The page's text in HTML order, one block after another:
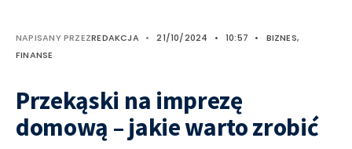
NAPISANY PRZEZREDAKCJA • 21/10/2024 • 10:57 •
BIZNES,
FINANSE
Przekąski na imprezę
domową – jakie warto zrobić